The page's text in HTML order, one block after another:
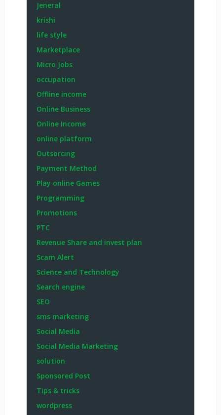
Jeneral
krishi
life style
Marketplace
Micro Jobs
occupation
Offline income
Online Business
Online Income
online platform
Outsorcing
Payment Method
Play online Games
Programming
Promotions
PTC
Revenue Share and invest plan
Scam Alert
Science and Technology
Search engine
SEO
sms marketing
Social Media
Social Media Marketing
solution
Sponsored Post
Tips & tricks
wordpress